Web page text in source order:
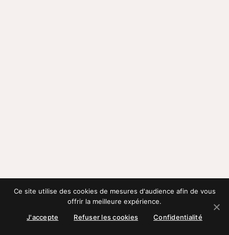
Ce site utilise des cookies de mesures d'audience afin de vous
offrir la meilleure expérience.
J'accepte
Refuser les cookies Confidentialité